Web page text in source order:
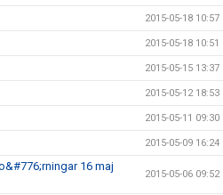
2015-05-18 10:57
2015-05-18 10:51
2015-05-15 13:37
2015-05-12 18:53
2015-05-11 09:30
2015-05-09 16:24
16 maj
2015-05-06 09:52